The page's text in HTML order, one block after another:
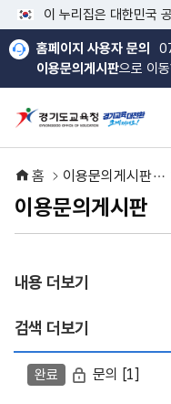
이 누리집은 대한민국
홈페이지 사용자 문의
이용문의게시판으로 이동
홈 이용문의게시판
이용문의게시판
열기
열기
내용 더보기
검색 더보기
이용문의 게시판은 번호,
완료 비밀글
문의 [1]